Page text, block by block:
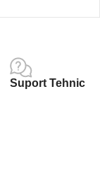
Suport Tehnic